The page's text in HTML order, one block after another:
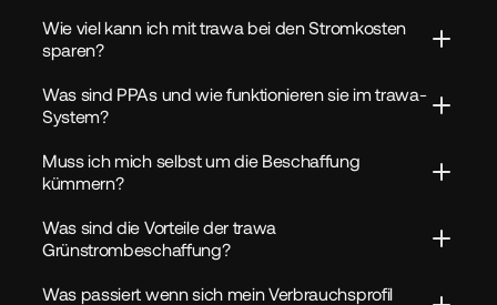
Wie viel kann ich mit trawa bei den Stromkosten
sparen?
Was sind PPAs und wie funktionieren sie im trawa-
System?
Muss ich mich selbst um die Beschaffung
kümmern?
Was sind die Vorteile der trawa
Grünstrombeschaffung?
Was passiert wenn sich mein Verbrauchsprofil